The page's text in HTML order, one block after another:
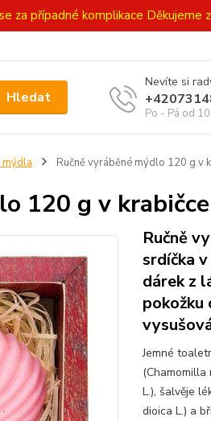
za případné komplikace Děkujeme
Hledat
Nevíte si
Po - Pá od
mýdla Ručně vyráběné mýdlo 120 g v
120 g v
Ručně
srdíčka
dárek z
pokožku
Jemné
L.), šalvěje
dioica L.) a